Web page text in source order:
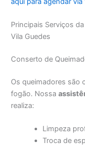
Principais Serviços
Vila Guedes
Conserto de
Os queimadores são
fogão. Nossa
realiza:
Limpeza
Troca de